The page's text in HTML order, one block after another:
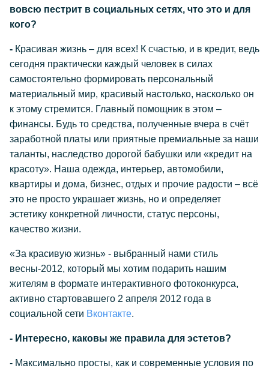
вовсю пестрит в социальных сетях, что это и для
кого?
- Красивая жизнь – для всех! К счастью, и в кредит, ведь
сегодня практически каждый человек в силах
самостоятельно формировать персональный
материальный мир, красивый настолько, насколько он
к этому стремится. Главный помощник в этом –
финансы. Будь то средства, полученные вчера в счёт
заработной платы или приятные премиальные за наши
таланты, наследство дорогой бабушки или «кредит на
красоту». Наша одежда, интерьер, автомобили,
квартиры и дома, бизнес, отдых и прочие радости – всё
это не просто украшает жизнь, но и определяет
эстетику конкретной личности, статус персоны,
качество жизни.
«За красивую жизнь» - выбранный нами стиль
весны-2012, который мы хотим подарить нашим
жителям в формате интерактивного фотоконкурса,
активно стартовавшего 2 апреля 2012 года в
социальной сети Вконтакте.
- Интересно, каковы же правила для эстетов?
- Максимально просты, как и современные условия по